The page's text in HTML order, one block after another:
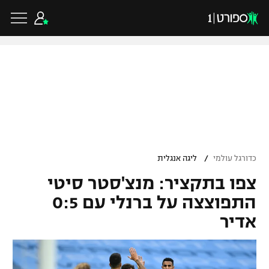
גביע הטוטו
ליגיונרים
גביע המדינה
ליגת האלופות
ליגה אירופית
ליגה אנגלית
כדורסל ישראלי
ליגת ווינר סל
ליגה לאומית
כדורסל עולמי
NBA
כדורגל עולמי / ליגה אנגלית
צפו בתקציר: מנצ'סטר סיטי
התפוצצה על ברנלי עם 0:5
אדיר